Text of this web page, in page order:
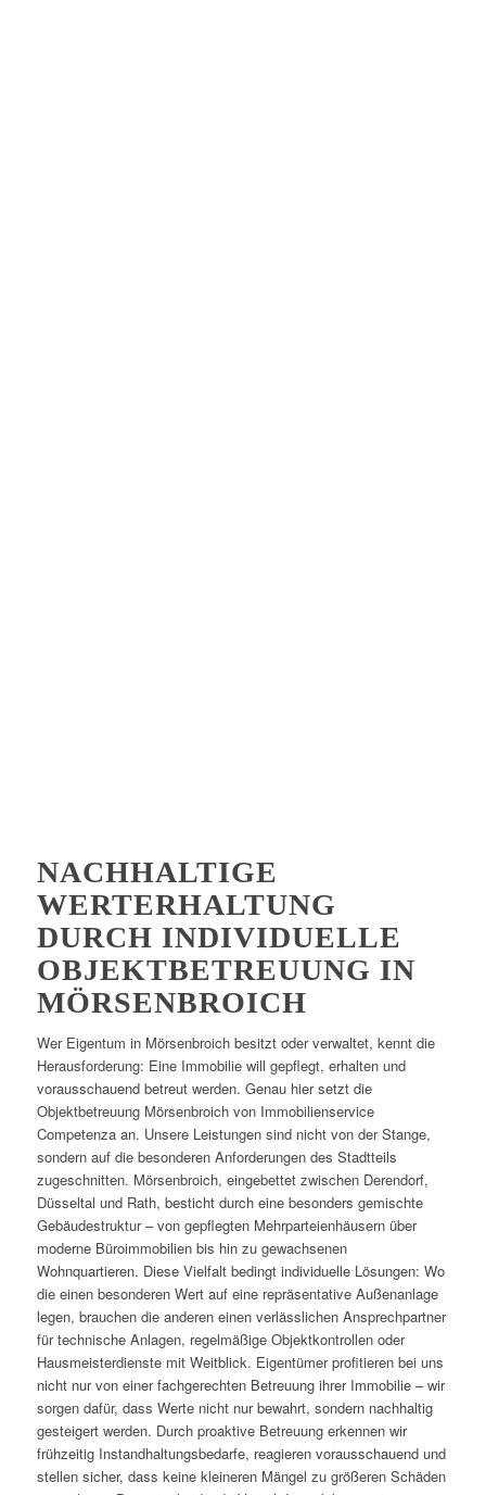
NACHHALTIGE
WERTERHALTUNG
DURCH INDIVIDUELLE
OBJEKTBETREUUNG IN
MÖRSENBROICH
Wer Eigentum in Mörsenbroich besitzt oder verwaltet, kennt die
Herausforderung: Eine Immobilie will gepflegt, erhalten und
vorausschauend betreut werden. Genau hier setzt die
Objektbetreuung Mörsenbroich von Immobilienservice
Competenza an. Unsere Leistungen sind nicht von der Stange,
sondern auf die besonderen Anforderungen des Stadtteils
zugeschnitten. Mörsenbroich, eingebettet zwischen Derendorf,
Düsseltal und Rath, besticht durch eine besonders gemischte
Gebäudestruktur – von gepflegten Mehrparteienhäusern über
moderne Büroimmobilien bis hin zu gewachsenen
Wohnquartieren. Diese Vielfalt bedingt individuelle Lösungen: Wo
die einen besonderen Wert auf eine repräsentative Außenanlage
legen, brauchen die anderen einen verlässlichen Ansprechpartner
für technische Anlagen, regelmäßige Objektkontrollen oder
Hausmeisterdienste mit Weitblick. Eigentümer profitieren bei uns
nicht nur von einer fachgerechten Betreuung ihrer Immobilie – wir
sorgen dafür, dass Werte nicht nur bewahrt, sondern nachhaltig
gesteigert werden. Durch proaktive Betreuung erkennen wir
frühzeitig Instandhaltungsbedarfe, reagieren vorausschauend und
stellen sicher, dass keine kleineren Mängel zu größeren Schäden